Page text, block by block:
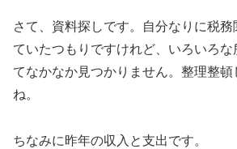
さて、資料探しです。自分なりに税
ていたつもりですけれど、いろいろ
てなかなか見つかりません。整理整
ね。
ちなみに昨年の収入と支出です。